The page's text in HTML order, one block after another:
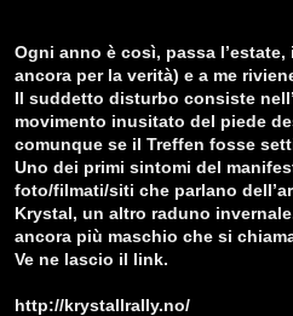
Ogni anno è così, passa
ancora per la verità) e a me
Il suddetto disturbo consiste
movimento inusitato del piede
comunque se il Treffen fosse
Uno dei primi sintomi del
foto/filmati/siti che parlano
Krystal, un altro raduno
ancora più maschio che si
Ve ne lascio il link.
http://krystallrally.no/